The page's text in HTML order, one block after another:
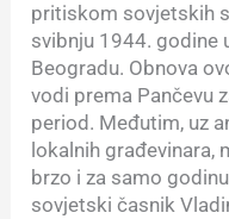
pritiskom sovjetskih
svibnju 1944. godine
Beogradu. Obnova
vodi prema Pančevu
period. Međutim, uz
lokalnih građevinara,
brzo i za samo
sovjetski časnik